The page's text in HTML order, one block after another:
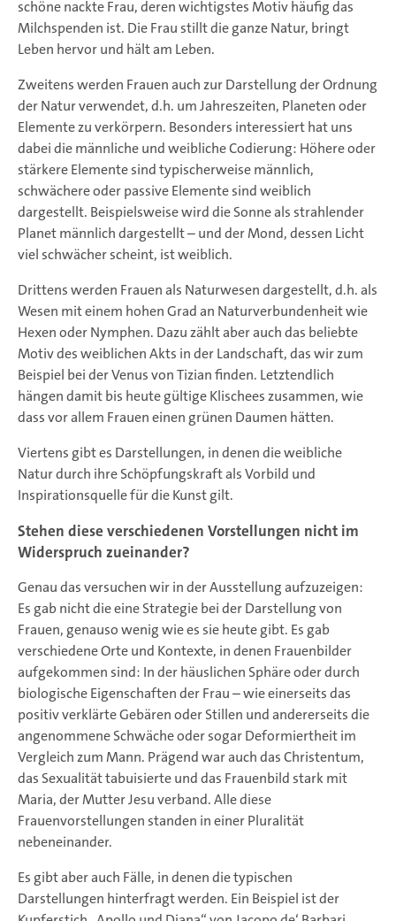
schöne nackte Frau, deren wichtigstes Motiv häufig das
Milchspenden ist. Die Frau stillt die ganze Natur, bringt
Leben hervor und hält am Leben.
Zweitens werden Frauen auch zur Darstellung der Ordnung
der Natur verwendet, d.h. um Jahreszeiten, Planeten oder
Elemente zu verkörpern. Besonders interessiert hat uns
dabei die männliche und weibliche Codierung: Höhere oder
stärkere Elemente sind typischerweise männlich,
schwächere oder passive Elemente sind weiblich
dargestellt. Beispielsweise wird die Sonne als strahlender
Planet männlich dargestellt – und der Mond, dessen Licht
viel schwächer scheint, ist weiblich.
Drittens werden Frauen als Naturwesen dargestellt, d.h. als
Wesen mit einem hohen Grad an Naturverbundenheit wie
Hexen oder Nymphen. Dazu zählt aber auch das beliebte
Motiv des weiblichen Akts in der Landschaft, das wir zum
Beispiel bei der Venus von Tizian finden. Letztendlich
hängen damit bis heute gültige Klischees zusammen, wie
dass vor allem Frauen einen grünen Daumen hätten.
Viertens gibt es Darstellungen, in denen die weibliche
Natur durch ihre Schöpfungskraft als Vorbild und
Inspirationsquelle für die Kunst gilt.
Stehen diese verschiedenen Vorstellungen nicht im
Widerspruch zueinander?
Genau das versuchen wir in der Ausstellung aufzuzeigen:
Es gab nicht die eine Strategie bei der Darstellung von
Frauen, genauso wenig wie es sie heute gibt. Es gab
verschiedene Orte und Kontexte, in denen Frauenbilder
aufgekommen sind: In der häuslichen Sphäre oder durch
biologische Eigenschaften der Frau – wie einerseits das
positiv verklärte Gebären oder Stillen und andererseits die
angenommene Schwäche oder sogar Deformiertheit im
Vergleich zum Mann. Prägend war auch das Christentum,
das Sexualität tabuisierte und das Frauenbild stark mit
Maria, der Mutter Jesu verband. Alle diese
Frauenvorstellungen standen in einer Pluralität
nebeneinander.
Es gibt aber auch Fälle, in denen die typischen
Darstellungen hinterfragt werden. Ein Beispiel ist der